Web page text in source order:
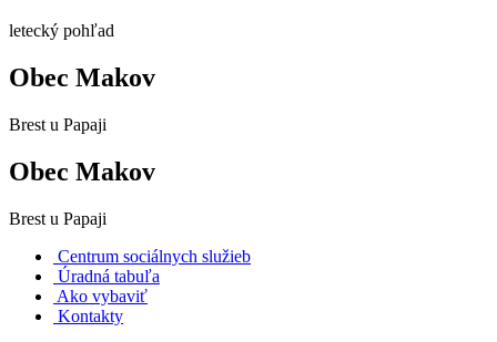
letecký pohľad
Obec Makov
Brest u Papaji
Obec Makov
Brest u Papaji
Centrum sociálnych služieb
Úradná tabuľa
Ako vybaviť
Kontakty